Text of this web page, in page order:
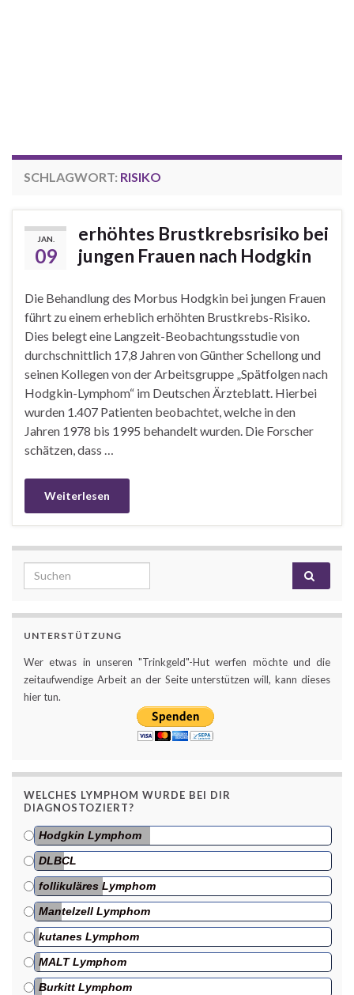
SCHLAGWORT: RISIKO
JAN.
09
erhöhtes Brustkrebsrisiko bei
jungen Frauen nach Hodgkin
Die Behandlung des Morbus Hodgkin bei jungen Frauen
führt zu einem erheblich erhöhten Brustkrebs-Risiko.
Dies belegt eine Langzeit-Beobachtungsstudie von
durchschnittlich 17,8 Jahren von Günther Schellong und
seinen Kollegen von der Arbeitsgruppe „Spätfolgen nach
Hodgkin-Lymphom“ im Deutschen Ärzteblatt. Hierbei
wurden 1.407 Patienten beobachtet, welche in den
Jahren 1978 bis 1995 behandelt wurden. Die Forscher
schätzen, dass …
Weiterlesen
Search for:
UNTERSTÜTZUNG
Wer etwas in unseren "Trinkgeld"-Hut werfen möchte und die
zeitaufwendige Arbeit an der Seite unterstützen will, kann dieses
hier tun.
WELCHES LYMPHOM WURDE BEI DIR
DIAGNOSTOZIERT?
Hodgkin Lymphom
DLBCL
follikuläres Lymphom
Mantelzell Lymphom
kutanes Lymphom
MALT Lymphom
Burkitt Lymphom